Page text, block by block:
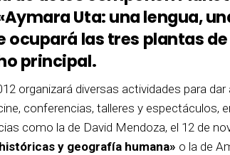
Uta: una lengua,
ocupará las tres plantas
principal.
organizará diversas actividades para
conferencias, talleres y espectáculos,
como la de David Mendoza, el 12 de
y geografía humana» o la de